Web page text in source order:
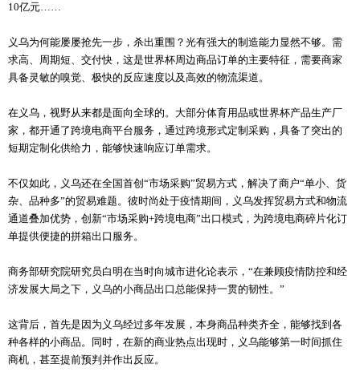
10亿元……
义乌为何能屡屡抢先一步，杀出重围？光有强大的制造能力显然不够。需
求高、周期短、交付快，这是世界杯周边商品订单的主要特征，需要商家
具备灵敏的嗅觉、极快的反应速度以及高效的物流渠道。
在义乌，视野从来都是面向全球的。大部分体育用品或世界杯产品生产厂
家，都开通了跨境电商平台服务，通过跨境形式定制采购，具备了突出的
短期定制化供给力，能够快速响应订单需求。
不仅如此，义乌还在全国首创“市场采购”贸易方式，解决了商户“单小、货
杂、品种多”的贸易难题。彼时尚处于疫情期间，义乌发挥贸易方式和物流
通道叠加优势，创新“市场采购+跨境电商”出口模式，为跨境电商碎片化订
单提供便捷的拼箱出口服务。
商务部研究院研究员白明在当时向城市进化论表示，“在兼顾疫情防控和经
济发展大局之下，义乌的小商品出口总能保持一贯的韧性。”
这背后，首先是因为义乌经过多年发展，本身商品种类齐全，能够找到各
种各样的小商品。同时，在新的商业热点出现时，义乌能够第一时间抓住
商机，甚至提前预判并作出反应。